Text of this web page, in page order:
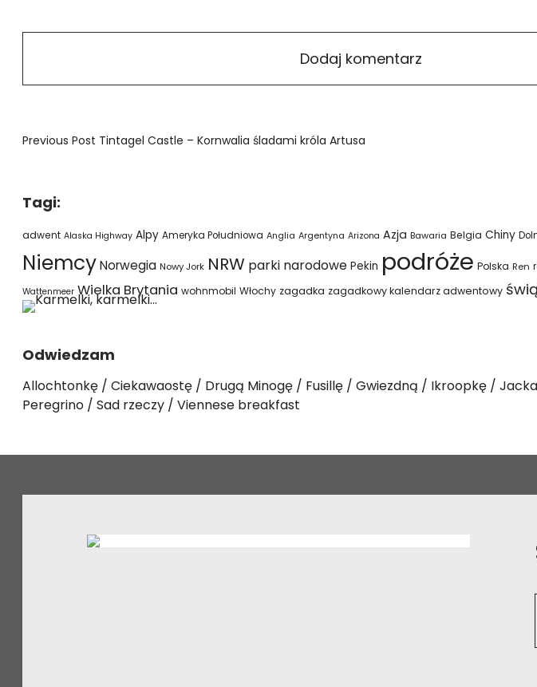
Previous Post Tintagel Castle – Kornwalia śladami króla Artusa
Tagi:
adwent Alaska Highway Alpy Ameryka Południowa Anglia Argentyna Arizona Azja Bawaria Belgia Chiny
NiemcyNorwegia Nowy Jork NRW parki narodowe Pekin podróże Polska Ren
Wattenmeer Wielka Brytania wohnmobil Włochy zagadka zagadkowy kalendarz adwentowy
Odwiedzam
Allochtonkę Ciekawaostę Drugą Minogę Fusillę Gwiezdną Ikroopkę Jacka
Peregrino
Sad rzeczy Viennese breakfast